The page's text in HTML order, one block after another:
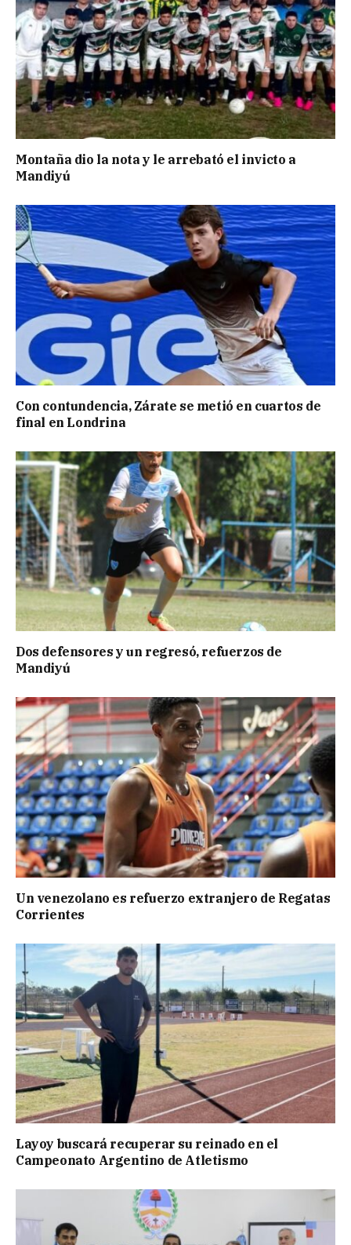
Montaña dio la nota y le arrebató el invicto a
Mandiyú
Con contundencia, Zárate se metió en cuartos de
final en Londrina
Dos defensores y un regresó, refuerzos de
Mandiyú
Un venezolano es refuerzo extranjero de Regatas
Corrientes
Layoy buscará recuperar su reinado en el
Campeonato Argentino de Atletismo